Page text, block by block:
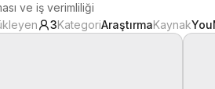
ve iş verimliliği
3KategoriAraştırmaKaynak